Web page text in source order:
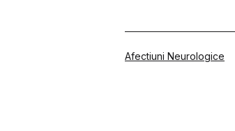
Din
Afectiuni Neurologice